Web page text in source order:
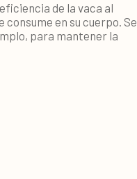
de la vaca al
en su cuerpo. Se
para mantener la